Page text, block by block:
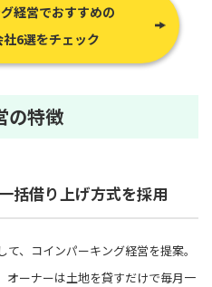
経営でおすすめの
6選をチェック
の特徴
括借り上げ方式を採用
、コインパーキング経営を提案。
オーナーは土地を貸すだけで毎月一